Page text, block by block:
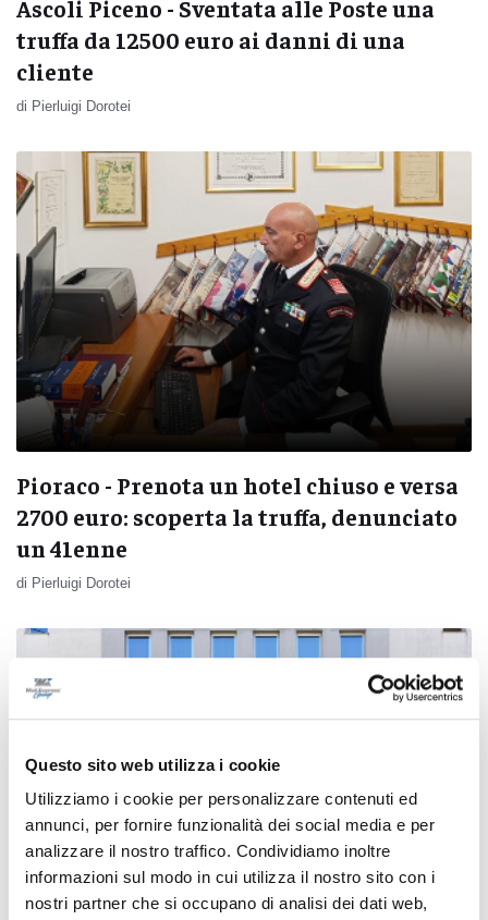
Questo sito web utilizza i cookie
Utilizziamo i cookie per personalizzare contenuti ed
annunci, per fornire funzionalità dei social media e per
analizzare il nostro traffico. Condividiamo inoltre
informazioni sul modo in cui utilizza il nostro sito con i
nostri partner che si occupano di analisi dei dati web,
Ascoli Piceno - Sventata alle Poste una
truffa da 12500 euro ai danni di una
cliente
di Pierluigi Dorotei
Pioraco - Prenota un hotel chiuso e versa
2700 euro: scoperta la truffa, denunciato
un 41enne
di Pierluigi Dorotei